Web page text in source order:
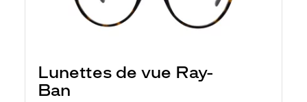
Lunettes de vue Ray-
Ban